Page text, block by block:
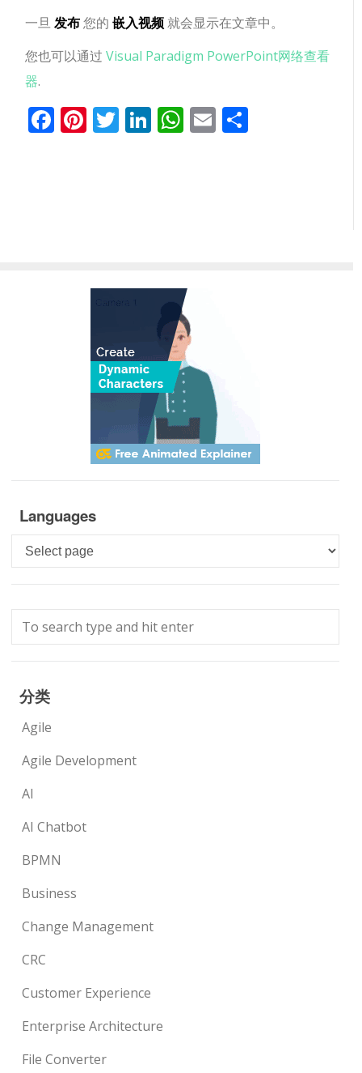
一旦发布您的嵌入视频就会显示在文章中。
您也可以通过Visual Paradigm PowerPoint网络查看
器.
Facebook
Pinterest
Twitter
LinkedIn
WhatsApp
Email
Languages
Languages
分类
Agile
Agile Development
AI
AI Chatbot
BPMN
Business
Change Management
CRC
Customer Experience
Enterprise Architecture
File Converter